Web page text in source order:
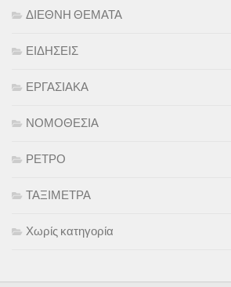
ΔΙΕΘΝΗ ΘΕΜΑΤΑ
ΕΙΔΗΣΕΙΣ
ΕΡΓΑΣΙΑΚΑ
ΝΟΜΟΘΕΣΙΑ
ΡΕΤΡΟ
ΤΑΞΙΜΕΤΡΑ
Χωρίς κατηγορία